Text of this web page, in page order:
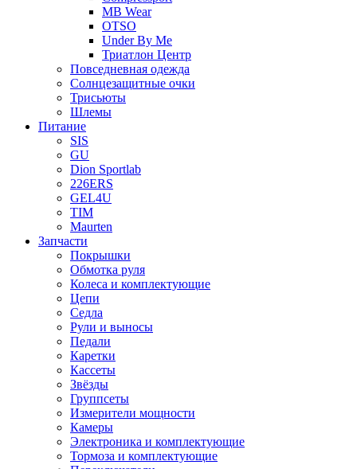
MB Wear
OTSO
Under By Me
Триатлон Центр
Повседневная одежда
Солнцезащитные очки
Трисьюты
Шлемы
Питание
SIS
GU
Dion Sportlab
226ERS
GEL4U
TIM
Maurten
Запчасти
Покрышки
Обмотка руля
Колеса и комплектующие
Цепи
Седла
Рули и выносы
Педали
Каретки
Кассеты
Звёзды
Группсеты
Измерители мощности
Камеры
Электроника и комплектующие
Тормоза и комплектующие